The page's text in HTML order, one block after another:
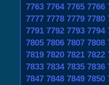
7763 7764 7765 7766
7777 7778 7779 7780
7791 7792 7793 7794
7805 7806 7807 7808
7819 7820 7821 7822
7833 7834 7835 7836
7847 7848 7849 7850